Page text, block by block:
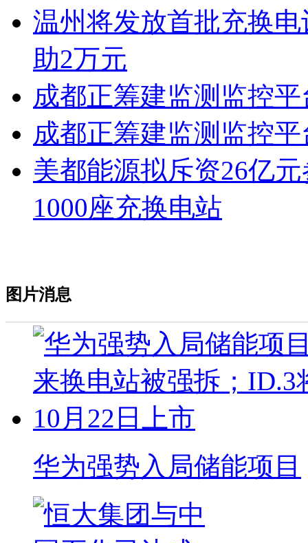
温州将发放首批充换
助2万元
成都正筹建监测监控
成都正筹建监测监控
美都能源拟斥资26亿
1000座充换电站
图片消息
华为强势入局储能项目